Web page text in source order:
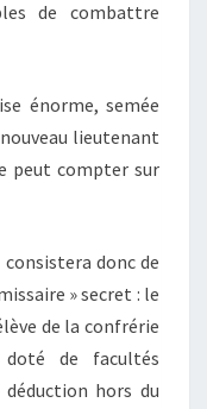
de combattre
énorme, semée
nouveau lieutenant
peut compter sur
donc de
» secret : le
de la confrérie
de facultés
déduction hors du